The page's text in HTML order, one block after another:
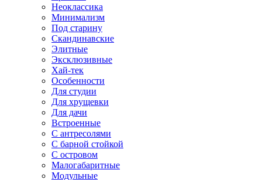
Неоклассика
Минимализм
Под старину
Скандинавские
Элитные
Эксклюзивные
Хай-тек
Особенности
Для студии
Для хрущевки
Для дачи
Встроенные
С антресолями
С барной стойкой
С островом
Малогабаритные
Модульные